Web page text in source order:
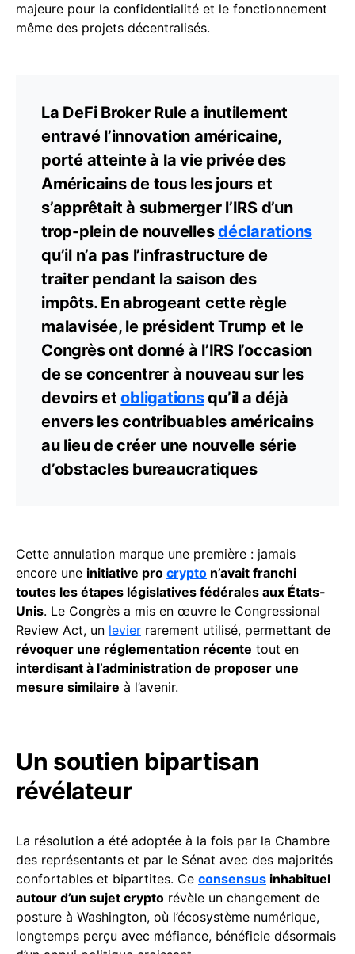
majeure pour la confidentialité et le fonctionnement
même des projets décentralisés.
La DeFi Broker Rule a inutilement
entravé l’innovation américaine,
porté atteinte à la vie privée des
Américains de tous les jours et
s’apprêtait à submerger l’IRS d’un
trop-plein de nouvellesdéclarations
qu’il n’a pas l’infrastructure de
traiter pendant la saison des
impôts. En abrogeant cette règle
malavisée, le président Trump et le
Congrès ont donné à l’IRS l’occasion
de se concentrer à nouveau sur les
devoirs etobligationsqu’il a déjà
envers les contribuables américains
au lieu de créer une nouvelle série
d’obstacles bureaucratiques
Cette annulation marque une première : jamais
encore une initiative pro crypto n’avait franchi
toutes les étapes législatives fédérales aux États-
Unis. Le Congrès a mis en œuvre le Congressional
Review Act, un levier rarement utilisé, permettant de
révoquer une réglementation récente tout en
interdisant à l’administration de proposer une
mesure similaire à l’avenir.
Un soutien bipartisan
révélateur
La résolution a été adoptée à la fois par la Chambre
des représentants et par le Sénat avec des majorités
confortables et bipartites. Ce consensus inhabituel
autour d’un sujet crypto révèle un changement de
posture à Washington, où l’écosystème numérique,
longtemps perçu avec méfiance, bénéficie désormais